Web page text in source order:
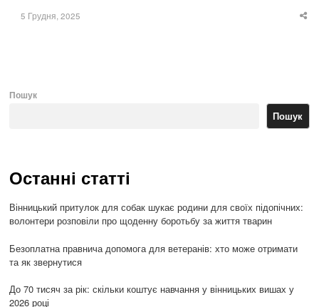
5 Грудня, 2025
Пошук
Пошук
Останні статті
Вінницький притулок для собак шукає родини для своїх підопічних:
волонтери розповіли про щоденну боротьбу за життя тварин
Безоплатна правнича допомога для ветеранів: хто може отримати
та як звернутися
До 70 тисяч за рік: скільки коштує навчання у вінницьких вишах у
2026 році